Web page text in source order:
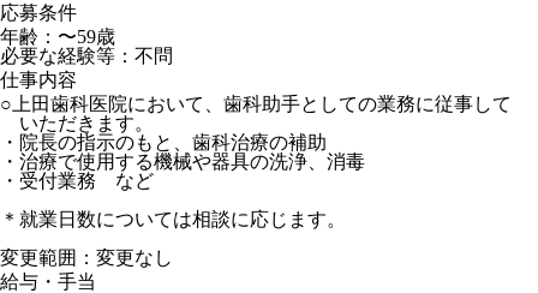
応募条件
年齢：〜59歳
必要な経験等：不問
仕事内容
○上田歯科医院において、歯科助手としての業務に従事して
いただきます。
・院長の指示のもと、歯科治療の補助
・治療で使用する機械や器具の洗浄、消毒
・受付業務 など
＊就業日数については相談に応じます。
変更範囲：変更なし
給与・手当